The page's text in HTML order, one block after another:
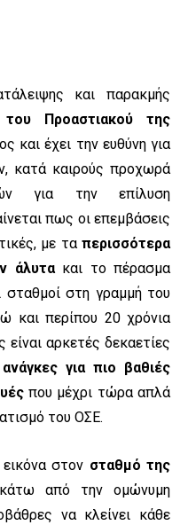
και παρακμής
του Προαστιακού της
και έχει την ευθύνη για
κατά καιρούς προχωρά
για την επίλυση
πως οι επεμβάσεις
με ταπερισσότερα
άλυτακαι το πέρασμα
σταθμοί στη γραμμή του
και περίπου 20 χρόνια
αρκετές δεκαετίες
ανάγκες για πιο βαθιές
που μέχρι τώρα απλά
του ΟΣΕ.
στον σταθμό της
από την ομώνυμη
να κλείνει κάθε